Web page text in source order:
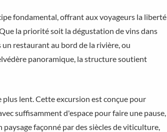
fondamental, offrant aux voyageurs la liberté
la priorité soit la dégustation de vins dans
restaurant au bord de la rivière, ou
panoramique, la structure soutient
lent. Cette excursion est conçue pour
suffisamment d'espace pour faire une pause,
façonné par des siècles de viticulture,